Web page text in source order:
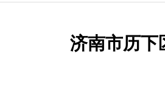
济南市历下